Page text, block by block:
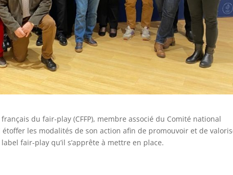
du fair-play (CFFP), membre associé du Comité national
les modalités de son action afin de promouvoir et de
fair-play qu’il s’apprête à mettre en place.